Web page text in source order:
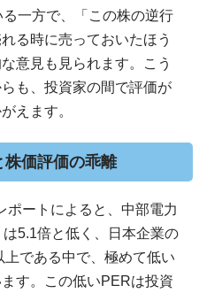
る一方で、「この株の逆行
る時に売っておいたほう
意見も見られます。こう
も、投資家の間で評価が
えます。
株価評価の乖離
ポートによると、中部電力
5.1倍と低く、日本企業の
である中で、極めて低い
す。この低いPERは投資